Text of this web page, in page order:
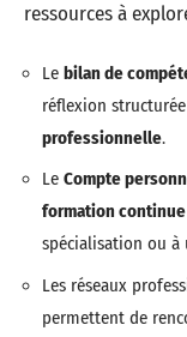
ressources à
Le bilan de
réflexion
professionnelle.
Le Compte
formation continue
spécialisation ou à
Les réseaux
permettent de